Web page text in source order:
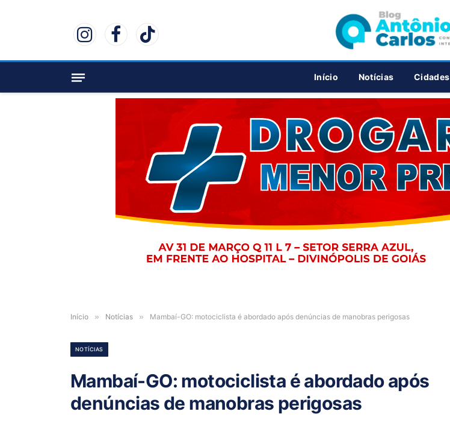
InstagramFacebookTikTok
Início Notícias Cidades
PUBLICIDADE
Início » Notícias » Mambaí-GO: motociclista é abordado após denúncias de manobras perigosas
NOTÍCIAS
Mambaí-GO: motociclista é abordado após
denúncias de manobras perigosas